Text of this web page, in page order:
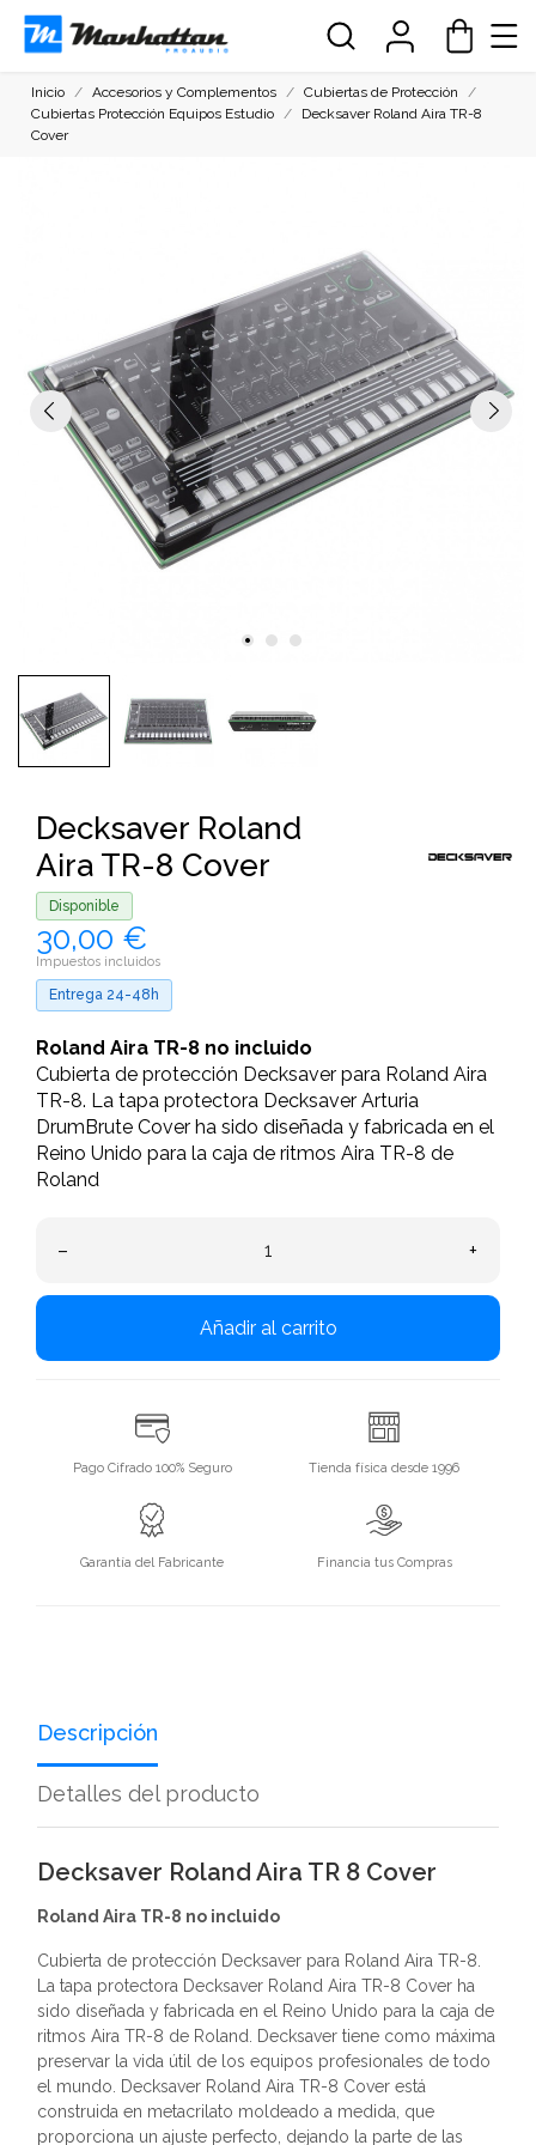
Inicio Accesorios y Complementos
Cubiertas de Protección
Cubiertas Protección Equipos Estudio
Decksaver Roland Aira TR-8
Cover
Decksaver Roland
Aira TR-8 Cover
Disponible
30,00 €
Impuestos incluidos
Entrega 24-48h
Roland Aira TR-8 no incluido
Cubierta de protección Decksaver para Roland Aira
TR-8. La tapa protectora Decksaver Arturia
DrumBrute Cover ha sido diseñada y fabricada en el
Reino Unido para la caja de ritmos Aira TR-8 de
Roland
– +
Añadir al carrito
Pago Cifrado 100% Seguro Tienda física desde 1996
Garantía del Fabricante Financia tus Compras
Descripción
Detalles del producto
Decksaver Roland Aira TR 8 Cover
Roland Aira TR-8 no incluido
Cubierta de protección Decksaver para Roland Aira TR-8.
La tapa protectora Decksaver Roland Aira TR-8 Cover ha
sido diseñada y fabricada en el Reino Unido para la caja de
ritmos Aira TR-8 de Roland. Decksaver tiene como máxima
preservar la vida útil de los equipos profesionales de todo
el mundo. Decksaver Roland Aira TR-8 Cover está
construida en metacrilato moldeado a medida, que
proporciona un ajuste perfecto, dejando la parte de las